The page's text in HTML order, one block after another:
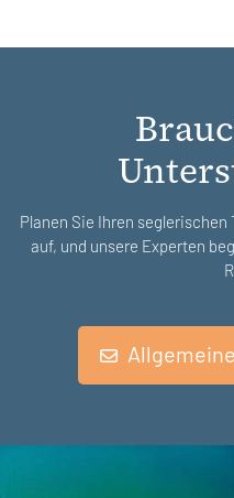
Planen Sie Ihren
auf, und unsere Experten